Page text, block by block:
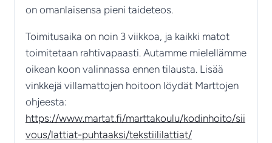
on omanlaisensa pieni taideteos.
Toimitusaika on noin 3 viikkoa, ja kaikki matot
toimitetaan rahtivapaasti. Autamme mielellämme
oikean koon valinnassa ennen tilausta. Lisää
vinkkejä villamattojen hoitoon löydät Marttojen
ohjeesta:
https://www.martat.fi/marttakoulu/kodinhoito/sii
vous/lattiat-puhtaaksi/tekstiililattiat/